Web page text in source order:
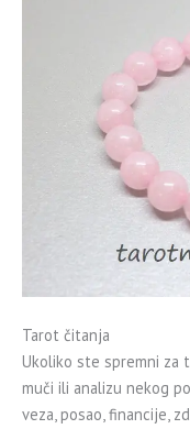
Tarot čitanja
Ukoliko ste spremni za
muči ili analizu nekog
veza, posao, financije,